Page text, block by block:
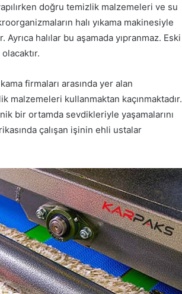
doğru temizlik malzemeleri ve su
halı yıkama makinesiyle
halılar bu aşamada yıpranmaz. Eski
firmaları arasında yer alan
malzemeleri kullanmaktan kaçınmaktadır.
bir ortamda sevdikleriyle yaşamalarını
çalışan işinin ehli ustalar